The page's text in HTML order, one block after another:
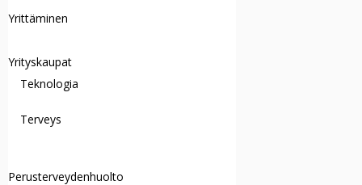
Yrittäminen
Yrityskaupat
Teknologia
Terveys
Perusterveydenhuolto